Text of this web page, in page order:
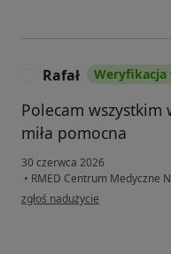
Rafał Weryfikacja
Polecam
miła pomocna
30 czerwca 2026
• RMED Centrum Medyczne
w opinii użytkownika Rafał
zgłoś nadużycie